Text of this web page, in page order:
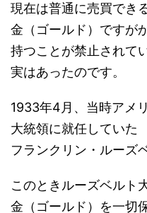
現在は普通に売買でき
金（ゴールド）ですが
持つことが禁止されて
実はあったのです。
1933年4月、当時アメ
大統領に就任していた
フランクリン・ルーズ
このときルーズベルト
金（ゴールド）を一切